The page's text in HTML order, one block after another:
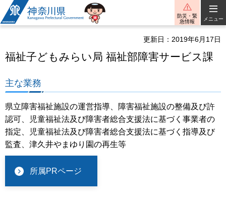
神奈川県
防災・緊
急情報
メニュー
更新日：2019年6月17日
福祉子どもみらい局 福祉部障害サービス課
主な業務
県立障害福祉施設の運営指導、障害福祉施設の整備及び許
認可、児童福祉法及び障害者総合支援法に基づく事業者の
指定、児童福祉法及び障害者総合支援法に基づく指導及び
監査、津久井やまゆり園の再生等
所属PRページ